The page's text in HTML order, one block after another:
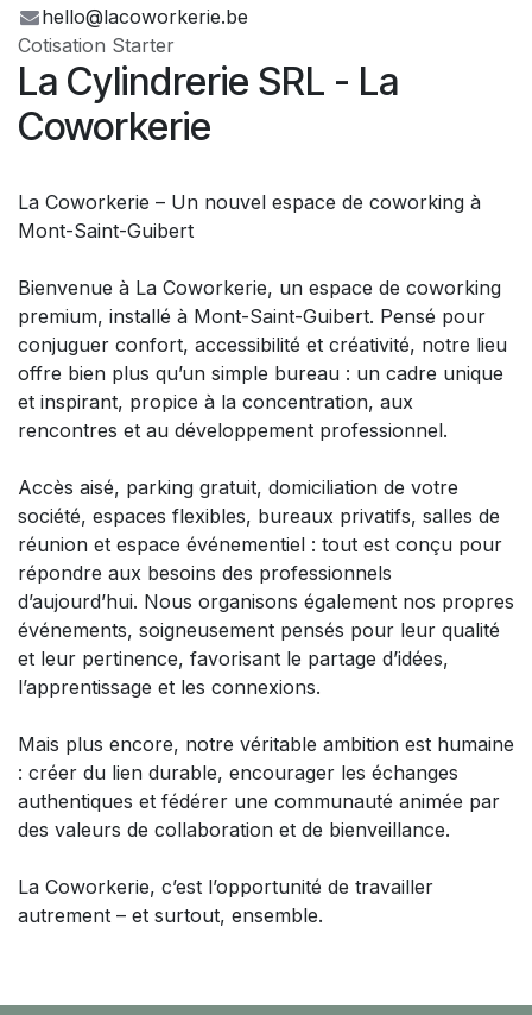
hello@lacoworkerie.be
Cotisation Starter
La Cylindrerie SRL - La
Coworkerie
La Coworkerie – Un nouvel espace de coworking à
Mont-Saint-Guibert
Bienvenue à La Coworkerie, un espace de coworking
premium, installé à Mont-Saint-Guibert. Pensé pour
conjuguer confort, accessibilité et créativité, notre lieu
offre bien plus qu’un simple bureau : un cadre unique
et inspirant, propice à la concentration, aux
rencontres et au développement professionnel.
Accès aisé, parking gratuit, domiciliation de votre
société, espaces flexibles, bureaux privatifs, salles de
réunion et espace événementiel : tout est conçu pour
répondre aux besoins des professionnels
d’aujourd’hui. Nous organisons également nos propres
événements, soigneusement pensés pour leur qualité
et leur pertinence, favorisant le partage d’idées,
l’apprentissage et les connexions.
Mais plus encore, notre véritable ambition est humaine
: créer du lien durable, encourager les échanges
authentiques et fédérer une communauté animée par
des valeurs de collaboration et de bienveillance.
La Coworkerie, c’est l’opportunité de travailler
autrement – et surtout, ensemble.